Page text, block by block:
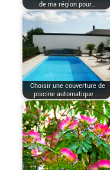
de ma région pour…
Choisir une couverture de
piscine automatique :…